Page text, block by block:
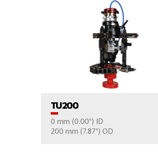
TU200
0 mm (0.00") ID
200 mm (7.87") OD
ПРОСМОТР ПРОДУКТОВ
ВАШ ВОПРОС